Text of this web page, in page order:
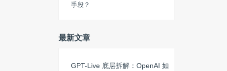
手段？
最新文章
GPT-Live 底层拆解：OpenAI 如